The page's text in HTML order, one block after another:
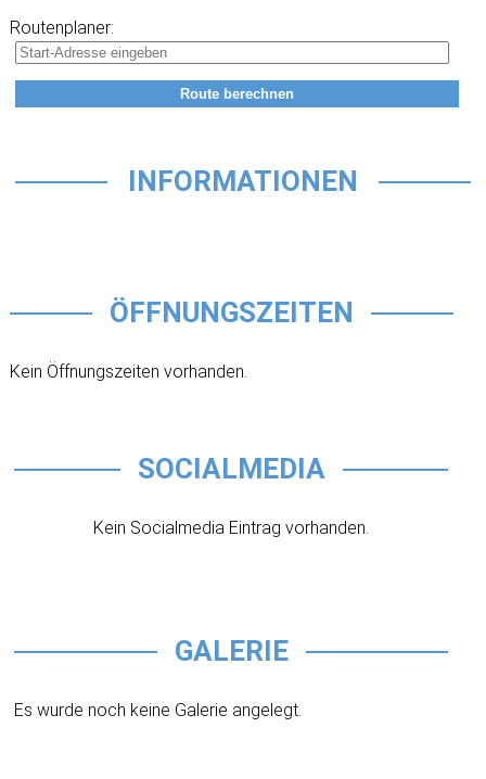
Routenplaner:
INFORMATIONEN
ÖFFNUNGSZEITEN
Kein Öffnungszeiten vorhanden.
SOCIALMEDIA
Kein Socialmedia Eintrag vorhanden.
GALERIE
Es wurde noch keine Galerie angelegt.